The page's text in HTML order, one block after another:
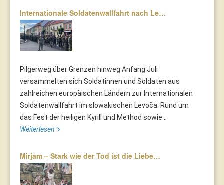
Internationale Soldatenwallfahrt nach Le…
Pilgerweg über Grenzen hinweg Anfang Juli
versammelten sich Soldatinnen und Soldaten aus
zahlreichen europäischen Ländern zur Internationalen
Soldatenwallfahrt im slowakischen Levoča. Rund um
das Fest der heiligen Kyrill und Method sowie...
Weiterlesen
Mirjam – Stark wie der Tod ist die Liebe…